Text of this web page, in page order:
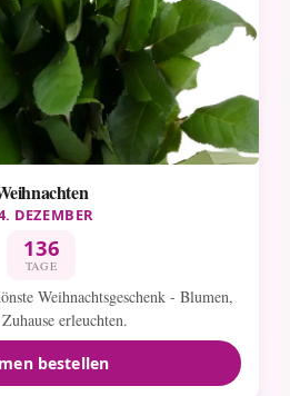
DEZEMBER
136
TAGE
Weihnachtsgeschenk - Blumen,
erleuchten.
bestellen